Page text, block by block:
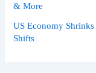
& More
US Economy
Shifts